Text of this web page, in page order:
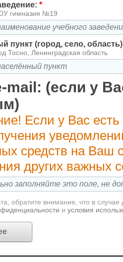
*
гимназия №19
пункт (город, село,
Тосно, Ленинградская область
(если у
Если у Вас
средств на Ваш
других важных
обратите внимание, что в
и условия